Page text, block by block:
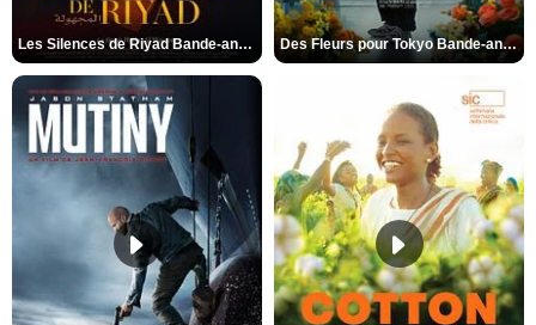
Les Silences de Riyad Bande-annonce VO STFR Des Fleurs pour Tokyo Bande-annonce VO STFR